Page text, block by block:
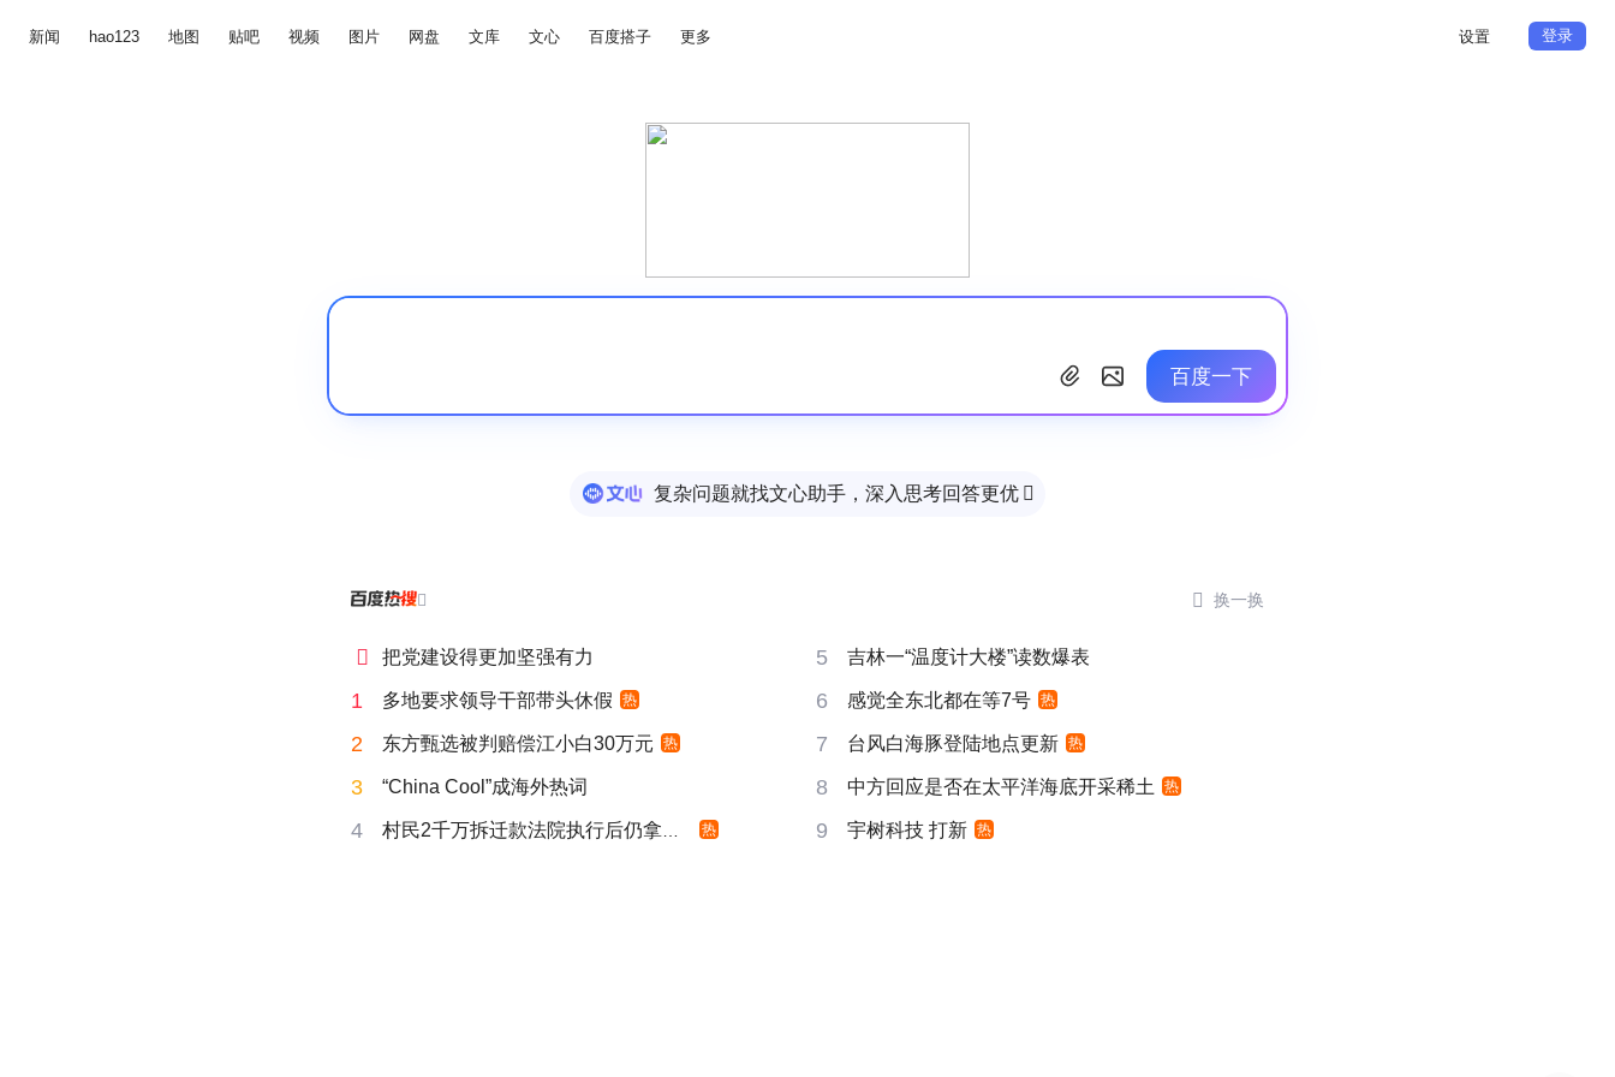
新闻 hao123 地图 贴吧 视频 图片 网盘 文库 文心 百度搭子 更多 设置 登录
百度一下
复杂问题就找文心助手，深入思考回答更优 
  换一换
 把党建设得更加坚强有力 5 吉林一“温度计大楼”读数爆表
1 多地要求领导干部带头休假 热 6 感觉全东北都在等7号 热
2 东方甄选被判赔偿江小白30万元 热 7 台风白海豚登陆地点更新 热
3 “China Cool”成海外热词 8 中方回应是否在太平洋海底开采稀土 热
4 村民2千万拆迁款法院执行后仍拿不到 热 9 宇树科技 打新 热